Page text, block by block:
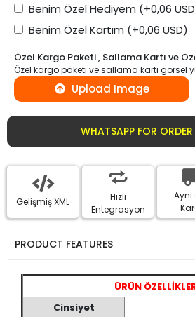
Benim Özel Hediyem (+0,06
Benim Özel Kartım (+0,06 USD)
Özel Kargo Paketi , Sallama Kartı ve
Özel kargo paketi ve sallama kartı görsel
Upload Image
WHATSAPP FOR ORDER
Gelişmiş XML
Hızlı
Entegrasyon
PRODUCT FEATURES
ÜRÜN
Cinsiyet